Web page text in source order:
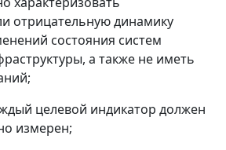
отрицательную динамику
состояния систем
а также не иметь
целевой индикатор должен
измерен;